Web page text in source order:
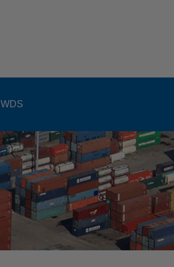
WDS